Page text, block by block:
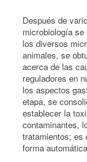
Después de
microbiología
los diversos
animales, se
acerca de las
reguladores en
los aspectos
etapa, se
establecer la
contaminantes,
tratamientos; es
forma